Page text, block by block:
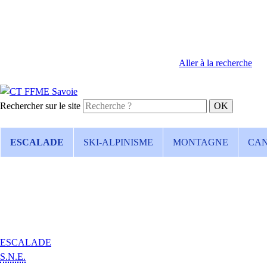
Aller à la recherche
Rechercher sur le site
ESCALADE SKI-ALPINISME MONTAGNE
ESCALADE
S.N.E.